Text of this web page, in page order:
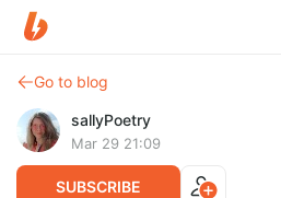
Go to blog
sallyPoetry
Mar 29 21:09
SUBSCRIBE